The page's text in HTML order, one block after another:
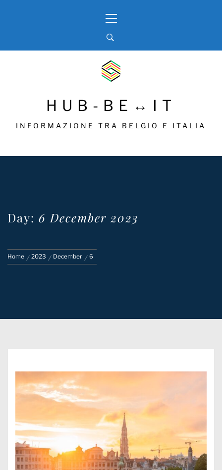
Menu
HUB-BE↔IT
INFORMAZIONE TRA BELGIO E ITALIA
Day: 6 December 2023
Home 2023 December 6